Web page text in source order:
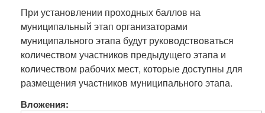
При установлении проходных баллов на
муниципальный этап организаторами
муниципального этапа будут руководствоваться
количеством участников предыдущего этапа и
количеством рабочих мест, которые доступны для
размещения участников муниципального этапа.
Вложения: